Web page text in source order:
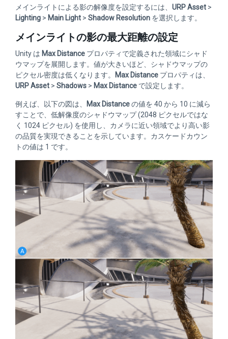
メインライトによる影の解像度を設定するには、 URP Asset >
Lighting > Main Light > Shadow Resolution を選択します。
メインライトの影の最大距離の設定
Unity は Max Distance プロパティで定義された領域にシャド
ウマップを展開します。値が大きいほど、シャドウマップの
ピクセル密度は低くなります。
Max Distance プロパティは、
URP Asset > Shadows > Max Distance で設定します。
例えば、以下の図は、 Max Distanceの値を 40 から 10 に減ら
すことで、低解像度のシャドウマップ (2048 ピクセルではな
く 1024 ピクセル) を使用し、カメラに近い領域でより高い影
の品質を実現できることを示しています。カスケードカウン
トの値は 1 です。